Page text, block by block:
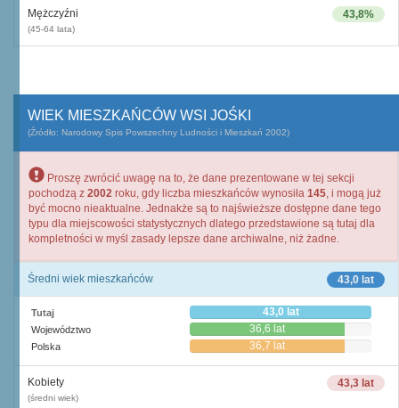
43,8%
Mężczyźni
(45-64 lata)
WIEK MIESZKAŃCÓW WSI JOŚKI
(Źródło: Narodowy Spis Powszechny Ludności i Mieszkań 2002)
Proszę zwrócić uwagę na to, że dane prezentowane w tej sekcji
pochodzą z 2002 roku, gdy liczba mieszkańców wynosiła 145, i mogą już
być mocno nieaktualne. Jednakże są to najświeższe dostępne dane tego
typu dla miejscowości statystycznych dlatego przedstawione są tutaj dla
kompletności w myśl zasady lepsze dane archiwalne, niż żadne.
43,0 lat
Średni wiek mieszkańców
Tutaj 43,0 lat
Województwo 36,6 lat
Polska 36,7 lat
43,3 lat
Kobiety
(średni wiek)